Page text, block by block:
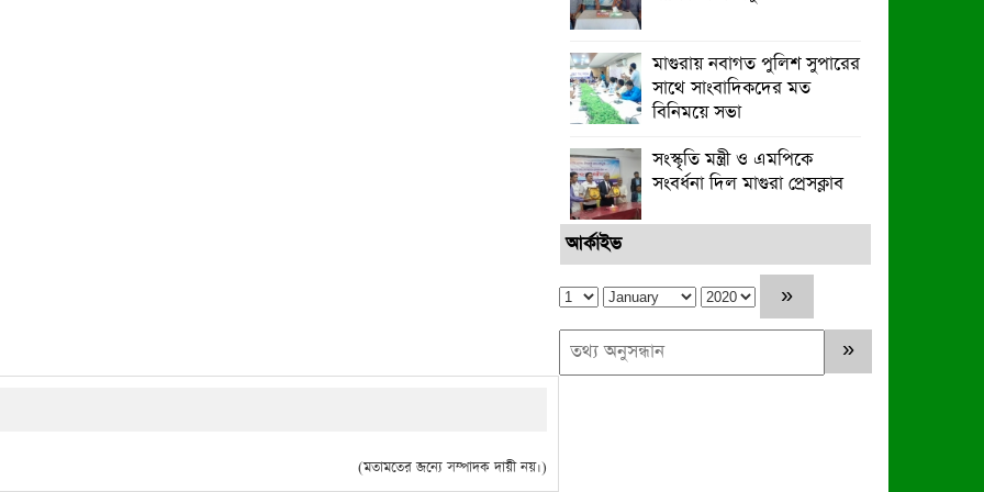
মাগুরায় নবাগত পুলিশ সুপারের
সাথে সাংবাদিকদের মত
বিনিময়ে সভা
সংস্কৃতি মন্ত্রী ও এমপিকে
সংবর্ধনা দিল মাগুরা প্রেসক্লাব
আর্কাইভ
(মতামতের জন্যে সম্পাদক দায়ী নয়।)